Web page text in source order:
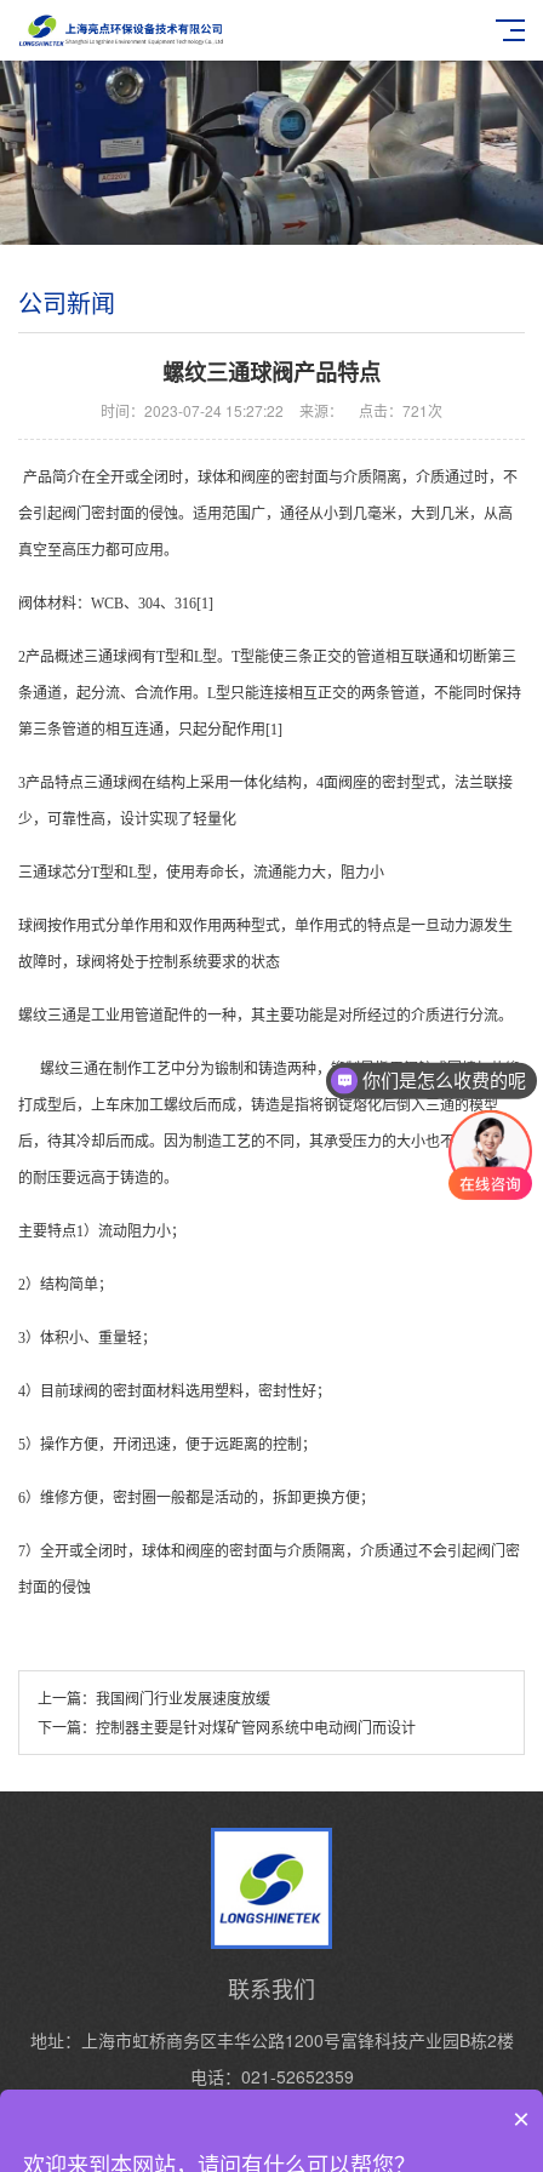
公司新闻
螺纹三通球阀产品特点
时间：2023-07-24 15:27:22 来源： 点击：721次
产品简介在全开或全闭时，球体和阀座的密封面与介质隔离，介质通过时，不
会引起阀门密封面的侵蚀。适用范围广，通径从小到几毫米，大到几米，从高
真空至高压力都可应用。
阀体材料：WCB、304、316[1]
2产品概述三通球阀有T型和L型。T型能使三条正交的管道相互联通和切断第三
条通道，起分流、合流作用。L型只能连接相互正交的两条管道，不能同时保持
第三条管道的相互连通，只起分配作用[1]
3产品特点三通球阀在结构上采用一体化结构，4面阀座的密封型式，法兰联接
少，可靠性高，设计实现了轻量化
三通球芯分T型和L型，使用寿命长，流通能力大，阻力小
球阀按作用式分单作用和双作用两种型式，单作用式的特点是一旦动力源发生
故障时，球阀将处于控制系统要求的状态
螺纹三通是工业用管道配件的一种，其主要功能是对所经过的介质进行分流。
螺纹三通在制作工艺中分为锻制和铸造两种，锻制是指用钢锭或圆棒加热锻
打成型后，上车床加工螺纹后而成，铸造是指将钢锭熔化后倒入三通的模型
后，待其冷却后而成。因为制造工艺的不同，其承受压力的大小也不同，锻制
的耐压要远高于铸造的。
主要特点1）流动阻力小；
2）结构简单；
3）体积小、重量轻；
4）目前球阀的密封面材料选用塑料，密封性好；
5）操作方便，开闭迅速，便于远距离的控制；
6）维修方便，密封圈一般都是活动的，拆卸更换方便；
7）全开或全闭时，球体和阀座的密封面与介质隔离，介质通过不会引起阀门密
封面的侵蚀
上一篇： 我国阀门行业发展速度放缓
下一篇： 控制器主要是针对煤矿管网系统中电动阀门而设计
联系我们
地址：上海市虹桥商务区丰华公路1200号富锋科技产业园B栋2楼
电话：021-52652359
你们是怎么收费的呢
×
欢迎来到本网站，请问有什么可以帮您？